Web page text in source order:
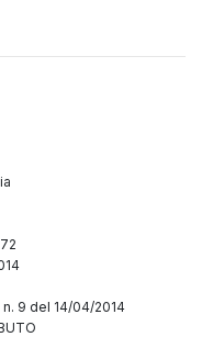
9 del 14/04/2014